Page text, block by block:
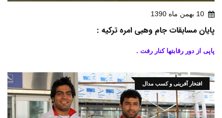
10 بهمن ماه 1390
پایان مسابقات جام وهبی امره ترکیه :
پاپی از دور رقابتها کنار رفت .
افتخار آفرینی و کسب مدال